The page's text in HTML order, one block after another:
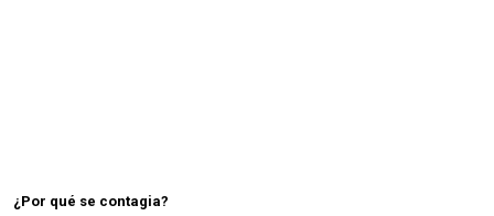
¿Por qué se contagia?